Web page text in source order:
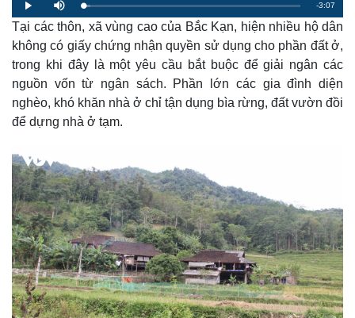
P
l
a
y
M
u
t
e
L
o
a
d
d
3
2
7
R
e
i
T
i
m
e
-3:07
Tại các thôn, xã vùng cao của Bắc Kạn, hiện nhiều hộ dân
không có giấy chứng nhận quyền sử dụng cho phần đất ở,
trong khi đây là một yêu cầu bắt buộc để giải ngân các
nguồn vốn từ ngân sách. Phần lớn các gia đình diện
nghèo, khó khăn nhà ở chỉ tận dụng bìa rừng, đất vườn đồi
để dựng nhà ở tạm.